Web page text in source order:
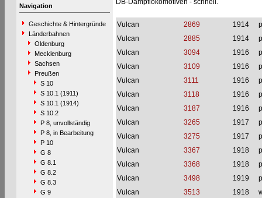
Navigation
Geschichte & Hintergründe
Länderbahnen
Oldenburg
Mecklenburg
Sachsen
Preußen
S 10
S 10.1 (1911)
S 10.1 (1914)
S 10.2
P 8, unvollständig
P 8, in Bearbeitung
P 10
G 8
G 8.1
G 8.2
G 8.3
G 9
DB-Dampflokomotiven - schnell.
Vulcan 2869 1914
Vulcan
2885 1914
Vulcan
3094 1916
Vulcan
3109 1916
Vulcan
3111 1916
Vulcan
3118 1916
Vulcan
3187 1916
Vulcan
3265 1917
Vulcan
3275 1917
Vulcan
3367 1918
Vulcan
3368 1918
Vulcan
3498 1919
Vulcan
3513 1918